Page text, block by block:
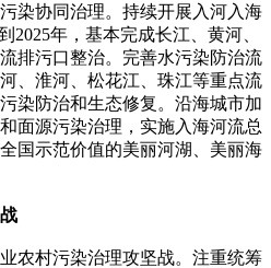
协同治理。持续开展入河入海
2025年，基本完成长江、黄河、
排污口整治。完善水污染防治流
、淮河、松花江、珠江等重点流
染防治和生态修复。沿海城市加
面源污染治理，实施入海河流总
国示范价值的美丽河湖、美丽海
村污染治理攻坚战。注重统筹